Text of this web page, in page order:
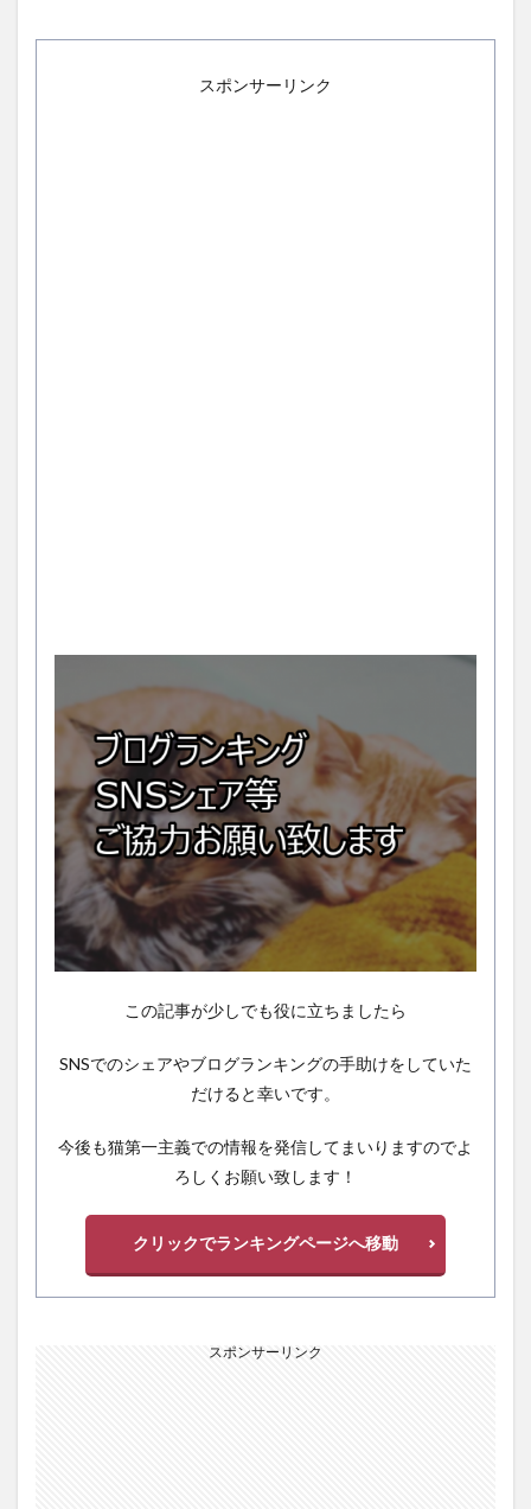
スポンサーリンク
この記事が少しでも役に立ちましたら
SNSでのシェアやブログランキングの手助けをしていた
だけると幸いです。
今後も猫第一主義での情報を発信してまいりますのでよ
ろしくお願い致します！
クリックでランキングページへ移動
スポンサーリンク